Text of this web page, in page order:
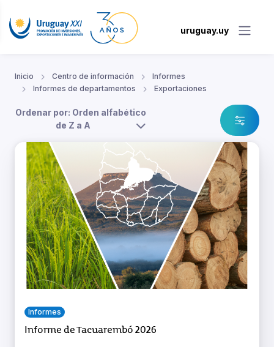
uruguay.uy
Inicio Centro de información
Informes
Informes de departamentos
Exportaciones
Ordenar por: Orden alfabético
de Z a A
Informes
Informe de Tacuarembó 2026